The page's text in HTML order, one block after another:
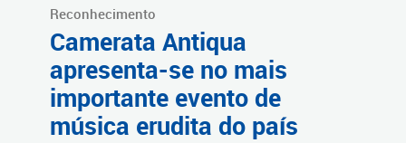
Reconhecimento
Camerata Antiqua
apresenta-se no mais
importante evento de
música erudita do país